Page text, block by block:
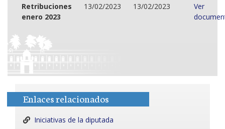
Retribuciones
enero 2023
13/02/2023 13/02/2023
Ver
Enlaces relacionados
Iniciativas de la diputada